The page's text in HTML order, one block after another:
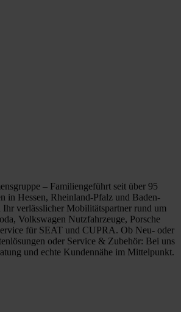
– Familiengeführt seit über 95
in Hessen, Rheinland-Pfalz und Baden-
verlässlicher Mobilitätspartner rund um
Volkswagen Nutzfahrzeuge, Porsche
für SEAT und CUPRA. Ob Neu- oder
oder Service & Zubehör: Bei uns
und echte Kundennähe im Mittelpunkt.